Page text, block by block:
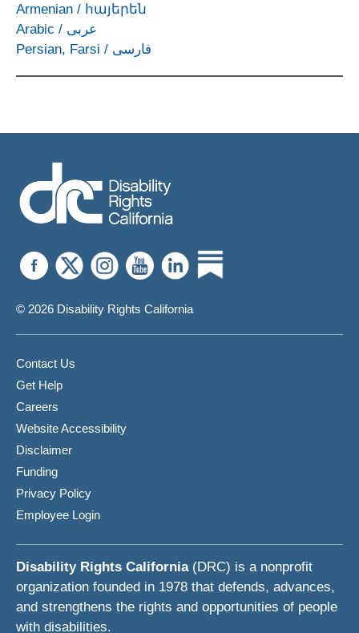
Armenian / հայերեն
Arabic / عربى
Persian, Farsi / فارسی
© 2026 Disability Rights California
Contact Us
Get Help
Careers
Website Accessibility
Disclaimer
Funding
Privacy Policy
Employee Login
Disability Rights California(DRC) is a nonprofit
organization founded in 1978 that defends, advances,
and strengthens the rights and opportunities of people
with disabilities.